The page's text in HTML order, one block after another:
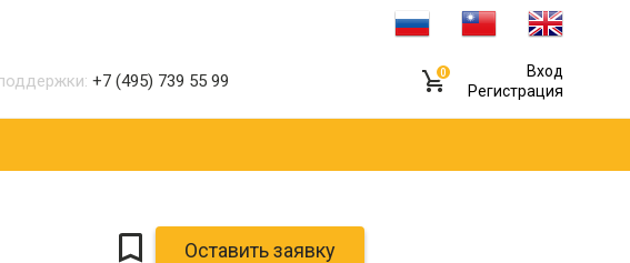
+7 (495) 739 55 99 0
Вход
Регистрация
Оставить заявку